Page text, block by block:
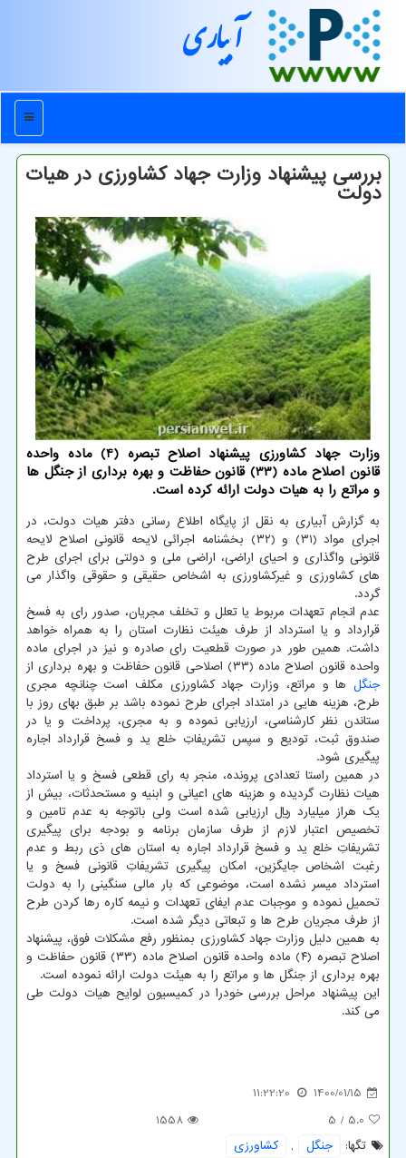
آبیاری
منو
بررسی پیشنهاد وزارت جهاد كشاورزی در هیات
دولت
وزارت جهاد کشاورزی پیشنهاد اصلاح تبصره (4) ماده واحده
قانون اصلاح ماده (33) قانون حفاظت و بهره برداری از جنگل ها
و مراتع را به هیات دولت ارائه کرده است.
به گزارش آبیاری به نقل از پایگاه اطلاع رسانی دفتر هیات دولت، در
اجرای مواد (۳۱) و (۳۲) بخشنامه اجرائی لایحه قانونی اصلاح لایحه
قانونی واگذاری و احیای اراضی، اراضی ملی و دولتی برای اجرای طرح
های کشاورزی و غیرکشاورزی به اشخاص حقیقی و حقوقی واگذار می
گردد.
عدم انجام تعهدات مربوط یا تعلل و تخلف مجریان، صدور رای به فسخ
قرارداد و یا استرداد از طرف هیئت نظارت استان را به همراه خواهد
داشت. همین طور در صورت قطعیت رای صادره و نیز در اجرای ماده
واحده قانون اصلاح ماده (۳۳) اصلاحی قانون حفاظت و بهره برداری از
جنگل ها و مراتع، وزارت جهاد کشاورزی مکلف است چنانچه مجری
طرح، هزینه هایی در امتداد اجرای طرح نموده باشد بر طبق بهای روز با
ستاندن نظر کارشناسی، ارزیابی نموده و به مجری، پرداخت و یا در
صندوق ثبت، تودیع و سپس تشریفاتِ خلع ید و فسخ قرارداد اجاره
پیگیری شود.
در همین راستا تعدادی پرونده، منجر به رای قطعی فسخ و یا استرداد
هیات نظارت گردیده و هزینه های اعیانی و ابنیه و مستحدثات، بیش از
یک هراز میلیارد ریال ارزیابی شده است ولی باتوجه به عدم تامین و
تخصیص اعتبار لازم از طرف سازمان برنامه و بودجه برای پیگیری
تشریفاتِ خلع ید و فسخ قرارداد اجاره به استان های ذی ربط و عدم
رغبت اشخاص جایگزین، امکان پیگیری تشریفاتِ قانونی فسخ و یا
استرداد میسر نشده است، موضوعی که بار مالی سنگینی را به دولت
تحمیل نموده و موجبات عدم ایفای تعهدات و نیمه کاره رها کردن طرح
از طرف مجریان طرح ها و تبعاتی دیگر شده است.
به همین دلیل وزارت جهاد کشاورزی بمنظور رفع مشکلات فوق، پیشنهاد
اصلاح تبصره (۴) ماده واحده قانون اصلاح ماده (۳۳) قانون حفاظت و
بهره برداری از جنگل ها و مراتع را به هیئت دولت ارائه نموده است.
این پیشنهاد مراحل بررسی خودرا در کمیسیون لوایح هیات دولت طی
می کند.
1400/01/15
11:22:20
5.0
/ 5
1558
تگها:
جنگل ,
كشاورزی